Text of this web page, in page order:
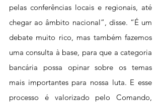
pelas conferências locais e regionais, até
chegar ao âmbito nacional”, disse. “É um
debate muito rico, mas também fazemos
uma consulta à base, para que a categoria
bancária possa opinar sobre os temas
mais importantes para nossa luta. E esse
processo é valorizado pelo Comando,